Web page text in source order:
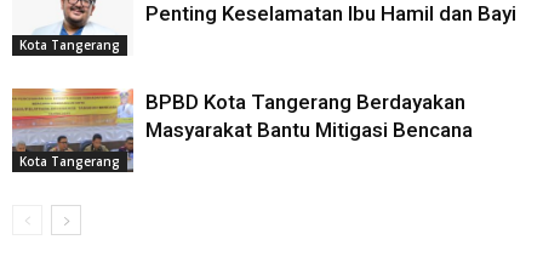
Kota Tangerang
Penting Keselamatan Ibu Hamil dan Bayi
Kota Tangerang
BPBD Kota Tangerang Berdayakan
Masyarakat Bantu Mitigasi Bencana